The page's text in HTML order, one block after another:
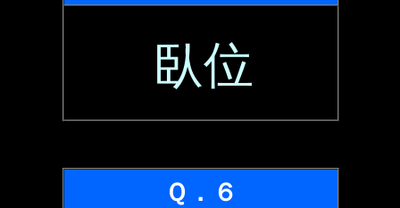
臥位
Ｑ．６